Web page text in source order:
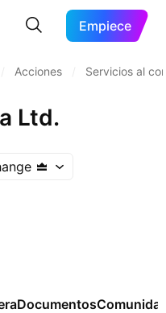
Empiece
Acciones Servicios al
Ltd.
Documentos